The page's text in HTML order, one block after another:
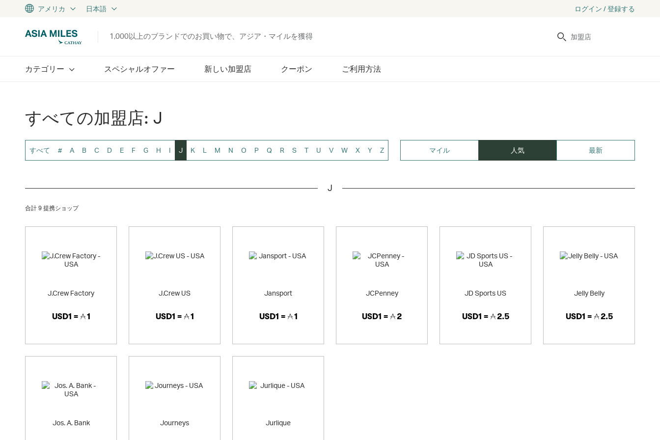
アメリカ 日本語 ログイン / 登録する
1,000以上のブランドでのお買い物で、アジア・マイルを獲得 検索
カテゴリー スペシャルオファー 新しい加盟店 クーポン ご利用方法
すべての加盟店: J
すべて # A B C D E F G H I J K L M N O P Q R S T U V W X Y Z マイル 人気 最新
J
合計 9 提携ショップ
J.Crew Factory
USD1 = 1
J.Crew US
USD1 = 1
Jansport
USD1 = 1
JCPenney
USD1 = 2
JD Sports US
USD1 = 2.5
Jelly Belly
USD1 = 2.5
Jos. A. Bank Journeys Jurlique